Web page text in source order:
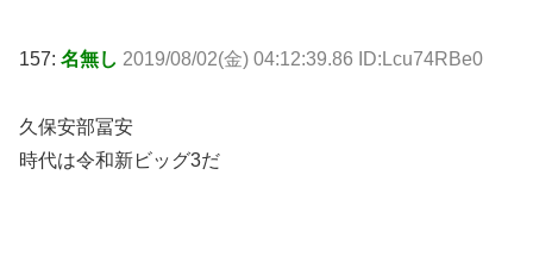
157: 名無し 2019/08/02(金) 04:12:39.86 ID:Lcu74RBe0
久保安部冨安
時代は令和新ビッグ3だ